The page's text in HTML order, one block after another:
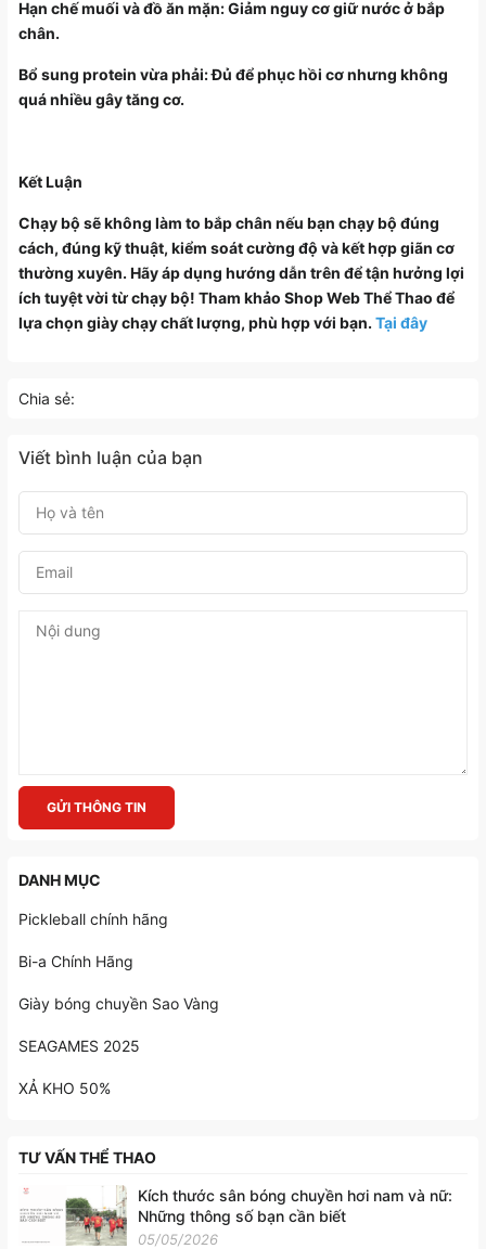
Hạn chế muối và đồ ăn mặn: Giảm nguy cơ giữ nước ở bắp
chân.
Bổ sung protein vừa phải: Đủ để phục hồi cơ nhưng không
quá nhiều gây tăng cơ.
Kết Luận
Chạy bộ sẽ không làm to bắp chân nếu bạn chạy bộ đúng
cách, đúng kỹ thuật, kiểm soát cường độ và kết hợp giãn cơ
thường xuyên. Hãy áp dụng hướng dẫn trên để tận hưởng lợi
ích tuyệt vời từ chạy bộ! Tham khảo Shop Web Thể Thao để
lựa chọn giày chạy chất lượng, phù hợp với bạn. Tại đây
Chia sẻ:
Viết bình luận của bạn
GỬI THÔNG TIN
DANH MỤC
Pickleball chính hãng
Bi-a Chính Hãng
Giày bóng chuyền Sao Vàng
SEAGAMES 2025
XẢ KHO 50%
TƯ VẤN THỂ THAO
Kích thước sân bóng chuyền hơi nam và nữ:
Những thông số bạn cần biết
05/05/2026